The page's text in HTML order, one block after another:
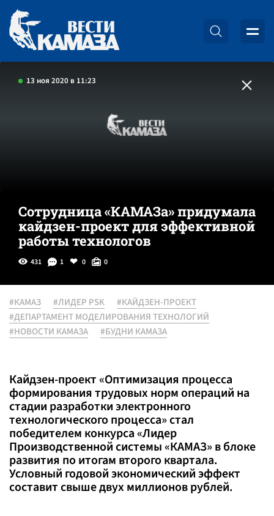
13 ноя 2020 в 11:23
Сотрудница «КАМАЗа» придумала
кайдзен-проект для эффективной
работы технологов
431 1 0 0
#КАМАЗ #ЛИДЕР PSK
#КАЙДЗЕН-ПРОЕКТ
#ДЕПАРТАМЕНТ МОДЕЛИРОВАНИЯ ТЕХНОЛОГИЙ
#НОВОСТИ КАМАЗА
#БУДНИ КАМАЗА
Кайдзен-проект «Оптимизация процесса
формирования трудовых норм операций на
стадии разработки электронного
технологического процесса» стал
победителем конкурса «Лидер
Производственной системы «КАМАЗ» в блоке
развития по итогам второго квартала.
Условный годовой экономический эффект
составит свыше двух миллионов рублей.